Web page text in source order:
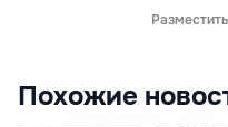
Похожие